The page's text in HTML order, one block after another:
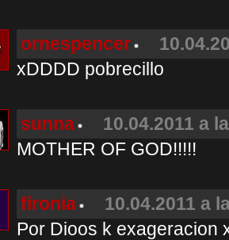
ornespencer
xDDDD pobrecillo
sunna
10.04.2011 a
MOTHER OF GOD!!!!!
fironia
10.04.2011 a
Por Dioos k exageracion